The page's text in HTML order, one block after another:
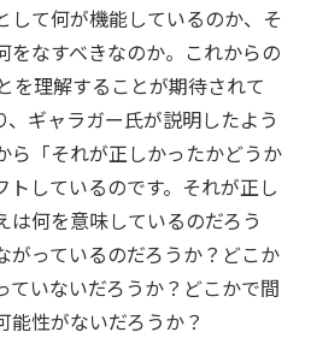
して何が機能しているのか、そ
をなすべきなのか。これからの
を理解することが期待されて
、ギャラガー氏が説明したよう
ら「それが正しかったかどうか
しているのです。それが正し
は何を意味しているのだろう
がっているのだろうか？どこか
ていないだろうか？どこかで間
性がないだろうか？